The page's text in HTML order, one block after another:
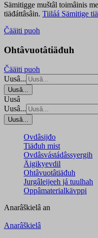
Sämitigge muštâl toimâinis
tiäđáttâsâin. Tiiláá Sämitige
Čääiti puoh
Ohtâvuotâtiäđuh
Čääiti puoh
Uusâ...
Uusâ...
Uusâ
Uusâ...
Uusâ...
Ovdâsijđo
Tiäđuh mist
Ovdâsvástádâssyergih
Äigikyevdil
Ohtâvuotâtiäđuh
Jurgâleijeeh já tuulhah
Oppâmaterialkävppi
Anarâškielâ an
Anarâškielâ